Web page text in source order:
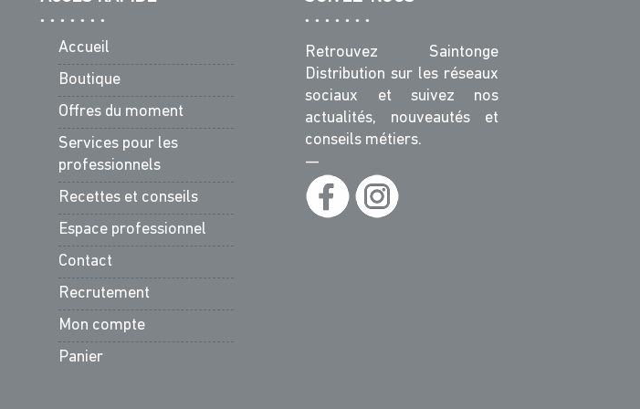
Accueil
Boutique
Offres du moment
Services pour les
professionnels
Recettes et conseils
Espace professionnel
Contact
Recrutement
Mon compte
Panier
Retrouvez Saintonge
Distribution sur les réseaux
sociaux et suivez nos
actualités, nouveautés et
conseils métiers.
—